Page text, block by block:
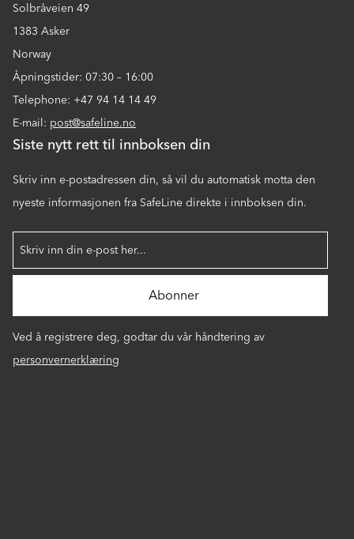
Solbråveien 49
1383 Asker
Norway
Åpningstider: 07:30 – 16:00
Telephone: +47 94 14 14 49
E-mail: post@safeline.no
Siste nytt rett til innboksen din
Skriv inn e-postadressen din, så vil du automatisk motta den
nyeste informasjonen fra SafeLine direkte i innboksen din.
Ved å registrere deg, godtar du vår håndtering av
personvernerklæring